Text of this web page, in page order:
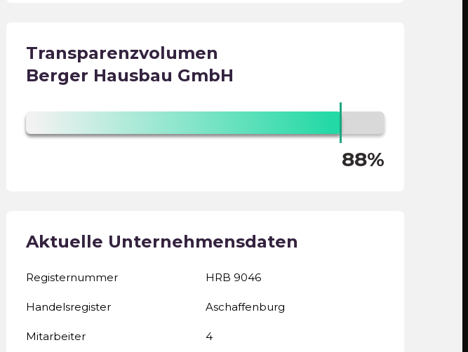
Transparenzvolumen
Berger Hausbau GmbH
88%
Aktuelle Unternehmensdaten
Registernummer HRB 9046
Handelsregister Aschaffenburg
Mitarbeiter 4